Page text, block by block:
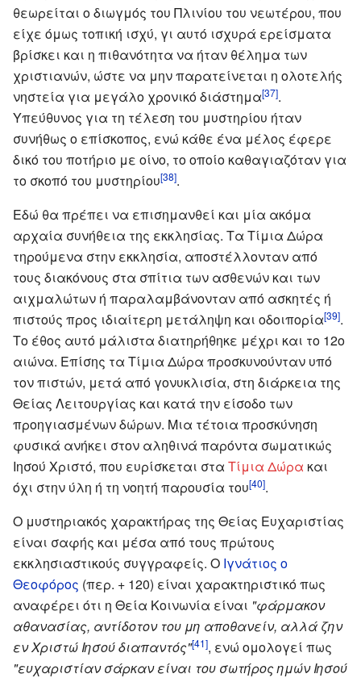
θεωρείται ο διωγμός του Πλινίου του νεωτέρου, που
είχε όμως τοπική ισχύ, γι αυτό ισχυρά ερείσματα
βρίσκει και η πιθανότητα να ήταν θέλημα των
χριστιανών, ώστε να μην παρατείνεται η ολοτελής
νηστεία για μεγάλο χρονικό διάστημα[37].
Υπεύθυνος για τη τέλεση του μυστηρίου ήταν
συνήθως ο επίσκοπος, ενώ κάθε ένα μέλος έφερε
δικό του ποτήριο με οίνο, το οποίο καθαγιαζόταν για
το σκοπό του μυστηρίου[38].
Εδώ θα πρέπει να επισημανθεί και μία ακόμα
αρχαία συνήθεια της εκκλησίας. Τα Τίμια Δώρα
τηρούμενα στην εκκλησία, αποστέλλονταν από
τους διακόνους στα σπίτια των ασθενών και των
αιχμαλώτων ή παραλαμβάνονταν από ασκητές ή
πιστούς προς ιδιαίτερη μετάληψη και οδοιπορία[39].
Το έθος αυτό μάλιστα διατηρήθηκε μέχρι και το 12ο
αιώνα. Επίσης τα Τίμια Δώρα προσκυνούνταν υπό
τον πιστών, μετά από γονυκλισία, στη διάρκεια της
Θείας Λειτουργίας και κατά την είσοδο των
προηγιασμένων δώρων. Μια τέτοια προσκύνηση
φυσικά ανήκει στον αληθινά παρόντα σωματικώς
Ιησού Χριστό, που ευρίσκεται στα Τίμια Δώρα και
όχι στην ύλη ή τη νοητή παρουσία του[40].
Ο μυστηριακός χαρακτήρας της Θείας Ευχαριστίας
είναι σαφής και μέσα από τους πρώτους
εκκλησιαστικούς συγγραφείς. Ο Ιγνάτιος ο
Θεοφόρος (περ. + 120) είναι χαρακτηριστικό πως
αναφέρει ότι η Θεία Κοινωνία είναι "φάρμακον
αθανασίας, αντίδοτον του μη αποθανείν, αλλά ζην
εν Χριστώ Ιησού διαπαντός"[41], ενώ ομολογεί πως
"ευχαριστίαν σάρκαν είναι του σωτήρος ημών Ιησού